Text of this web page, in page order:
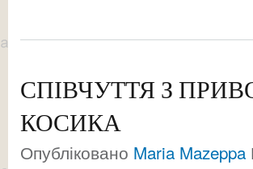
СПІВЧУТТЯ З
КОСИКА
Опубліковано Maria Mazeppa